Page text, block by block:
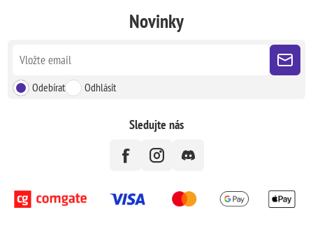
Novinky
Odebírat Odhlásit
Sledujte nás